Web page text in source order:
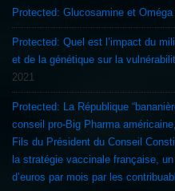
Protected: Glucosamine et
Protected: Quel est l’impact du
et de la génétique sur la
2021
Protected: La République
conseil pro-Big Pharma
Fils du Président du Conseil
la stratégie vaccinale française,
d’euros par mois par les